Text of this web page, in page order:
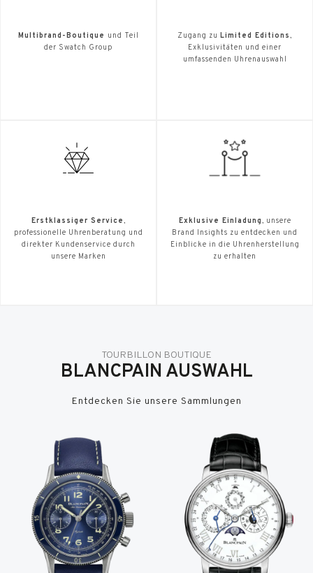
Multibrand-Boutique
und Teil
der Swatch Group
Zugang zu Limited Editions,
Exklusivitäten und einer
umfassenden Uhrenauswahl
Erstklassiger Service,
professionelle Uhrenberatung und
direkter Kundenservice durch
unsere Marken
Exklusive Einladung, unsere
Brand Insights zu entdecken und
Einblicke in die Uhrenherstellung
zu erhalten
TOURBILLON BOUTIQUE
BLANCPAIN AUSWAHL
Entdecken Sie unsere Sammlungen